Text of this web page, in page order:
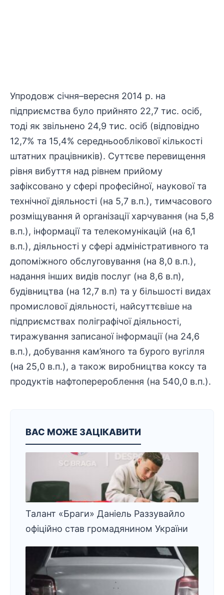
Упродовж січня–вересня 2014 р. на
підприємства було прийнято 22,7 тис. осіб,
тоді як звільнено 24,9 тис. осіб (відповідно
12,7% та 15,4% середньооблікової кількості
штатних працівників). Суттєве перевищення
рівня вибуття над рівнем прийому
зафіксовано у сфері професійної, наукової та
технічної діяльності (на 5,7 в.п.), тимчасового
розміщування й організації харчування (на 5,8
в.п.), інформації та телекомунікацій (на 6,1
в.п.), діяльності у сфері адміністративного та
допоміжного обслуговування (на 8,0 в.п.),
надання інших видів послуг (на 8,6 в.п),
будівництва (на 12,7 в.п) та у більшості видах
промислової діяльності, найсуттєвіше на
підприємствах поліграфічої діяльності,
тиражування записаної інформації (на 24,6
в.п.), добування кам’яного та бурого вугілля
(на 25,0 в.п.), а також виробництва коксу та
продуктів нафтоперероблення (на 540,0 в.п.).
ВАС МОЖЕ ЗАЦІКАВИТИ
Талант «Браги» Даніель Раззувайло
офіційно став громадянином України